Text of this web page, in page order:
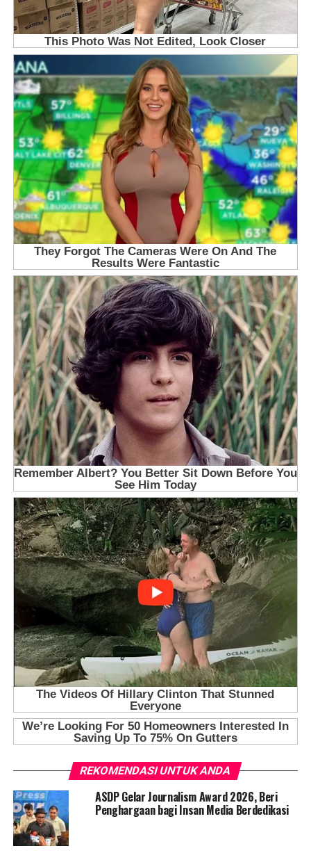
REKOMENDASI UNTUK ANDA
ASDP Gelar Journalism Award 2026, Beri
Penghargaan bagi Insan Media Berdedikasi